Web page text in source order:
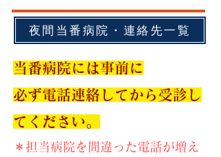
夜間当番病院・連絡先一覧
当番病院には事前に
必ず電話連絡してから受診し
てください。
＊担当病院を間違った電話が増え